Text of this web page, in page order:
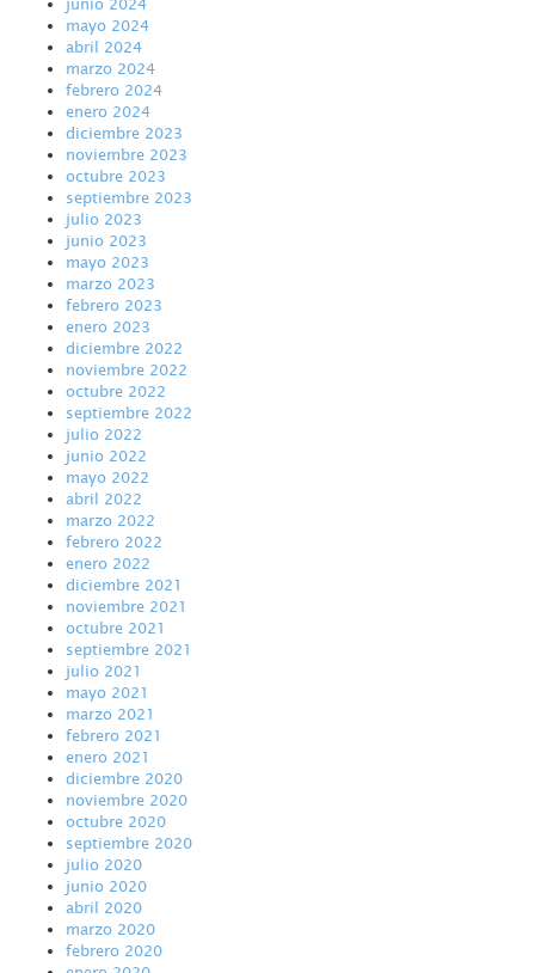
mayo 2024
abril 2024
marzo 2024
febrero 2024
enero 2024
diciembre 2023
noviembre 2023
octubre 2023
septiembre 2023
julio 2023
junio 2023
mayo 2023
marzo 2023
febrero 2023
enero 2023
diciembre 2022
noviembre 2022
octubre 2022
septiembre 2022
julio 2022
junio 2022
mayo 2022
abril 2022
marzo 2022
febrero 2022
enero 2022
diciembre 2021
noviembre 2021
octubre 2021
septiembre 2021
julio 2021
mayo 2021
marzo 2021
febrero 2021
enero 2021
diciembre 2020
noviembre 2020
octubre 2020
septiembre 2020
julio 2020
junio 2020
abril 2020
marzo 2020
febrero 2020